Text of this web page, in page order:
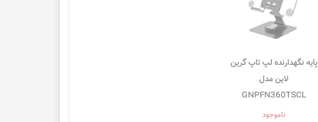
پایه نگهدارنده لپ تاپ گرین
لاین مدل
GNPFN360TSCL
ناموجود